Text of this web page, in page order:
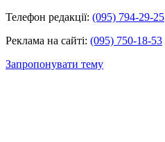
Телефон редакції: (095) 794-29-25
Реклама на сайті: (095) 750-18-53
Запропонувати тему